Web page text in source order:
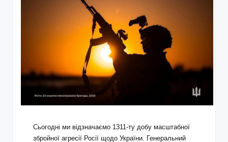
Сьогодні ми відзначаємо 1311-ту добу масштабної
збройної агресії Росії щодо України. Генеральний